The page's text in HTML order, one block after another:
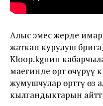
Алыс эмес жерде
жаткан курулуш
Kloop.kgнин
маегинде өрт өчүрүү
жумушчулар өрттү өз
кылгандыктарын